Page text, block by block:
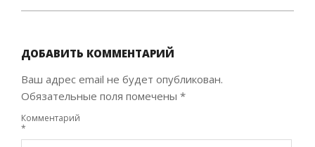
19
ДОБАВИТЬ КОММЕНТАРИЙ
Ваш адрес email не будет опубликован.
Обязательные поля помечены *
Комментарий
*